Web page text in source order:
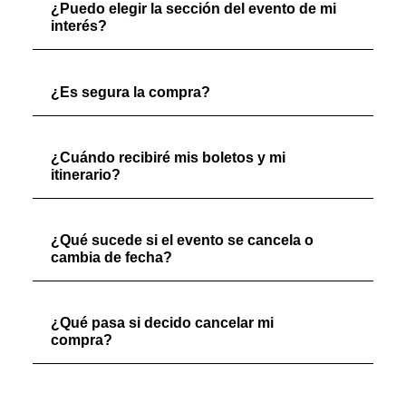
¿Puedo elegir la sección del evento de mi
interés?
¿Es segura la compra?
¿Cuándo recibiré mis boletos y mi
itinerario?
¿Qué sucede si el evento se cancela o
cambia de fecha?
¿Qué pasa si decido cancelar mi
compra?